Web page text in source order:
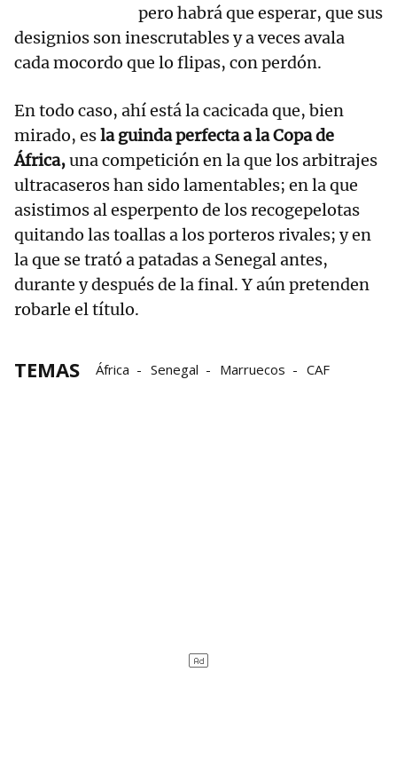
pero habrá que esperar, que sus
designios son inescrutables y a veces avala
cada mocordo que lo flipas, con perdón.
En todo caso, ahí está la cacicada que, bien
mirado, esla guinda perfecta a la Copa de
África,una competición en la que los arbitrajes
ultracaseros han sido lamentables; en la que
asistimos al esperpento de los recogepelotas
quitando las toallas a los porteros rivales; y en
la que se trató a patadas a Senegal antes,
durante y después de la final. Y aún pretenden
robarle el título.
TEMAS África Senegal Marruecos CAF